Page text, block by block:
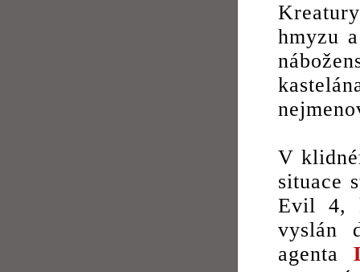
hmyzu
V
situace
Evil 4,
vyslán
agenta